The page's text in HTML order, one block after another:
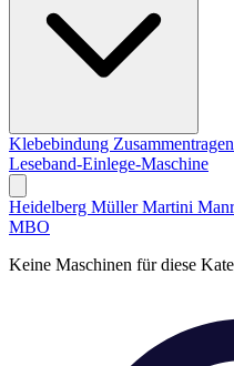
Klebebindung Zusammentragen
Leseband-Einlege-Maschine
Heidelberg Müller Martini
MBO
Keine Maschinen für diese